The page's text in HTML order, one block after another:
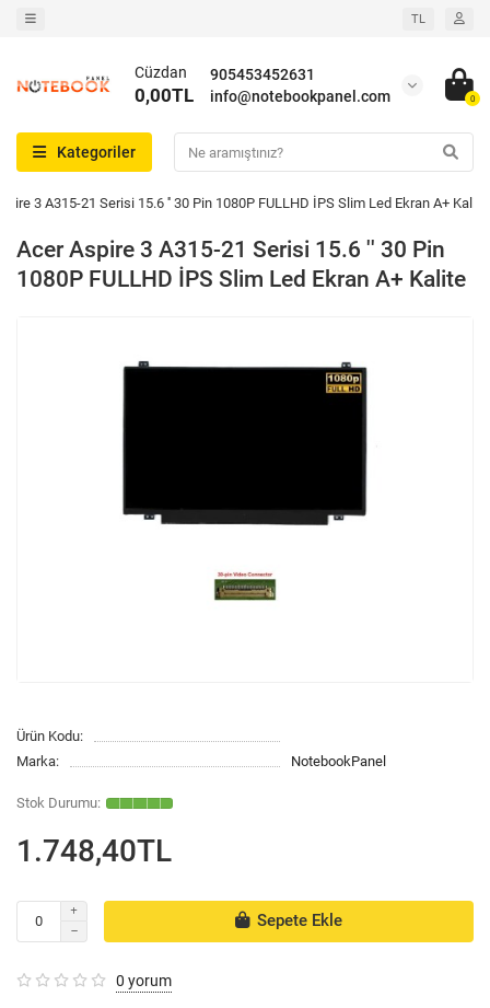
TL
905453452631
info@notebookpanel.com
Cüzdan
0,00TL 0
Kategoriler
3 A315-21 Serisi 15.6 '' 30 Pin 1080P FULLHD İPS Slim Led Ekran A+ Kalite
Acer Aspire 3 A315-21 Serisi 15.6 '' 30 Pin
1080P FULLHD İPS Slim Led Ekran A+ Kalite
Ürün Kodu:
Marka:
NotebookPanel
1.748,40TL
Sepete Ekle
0 yorum